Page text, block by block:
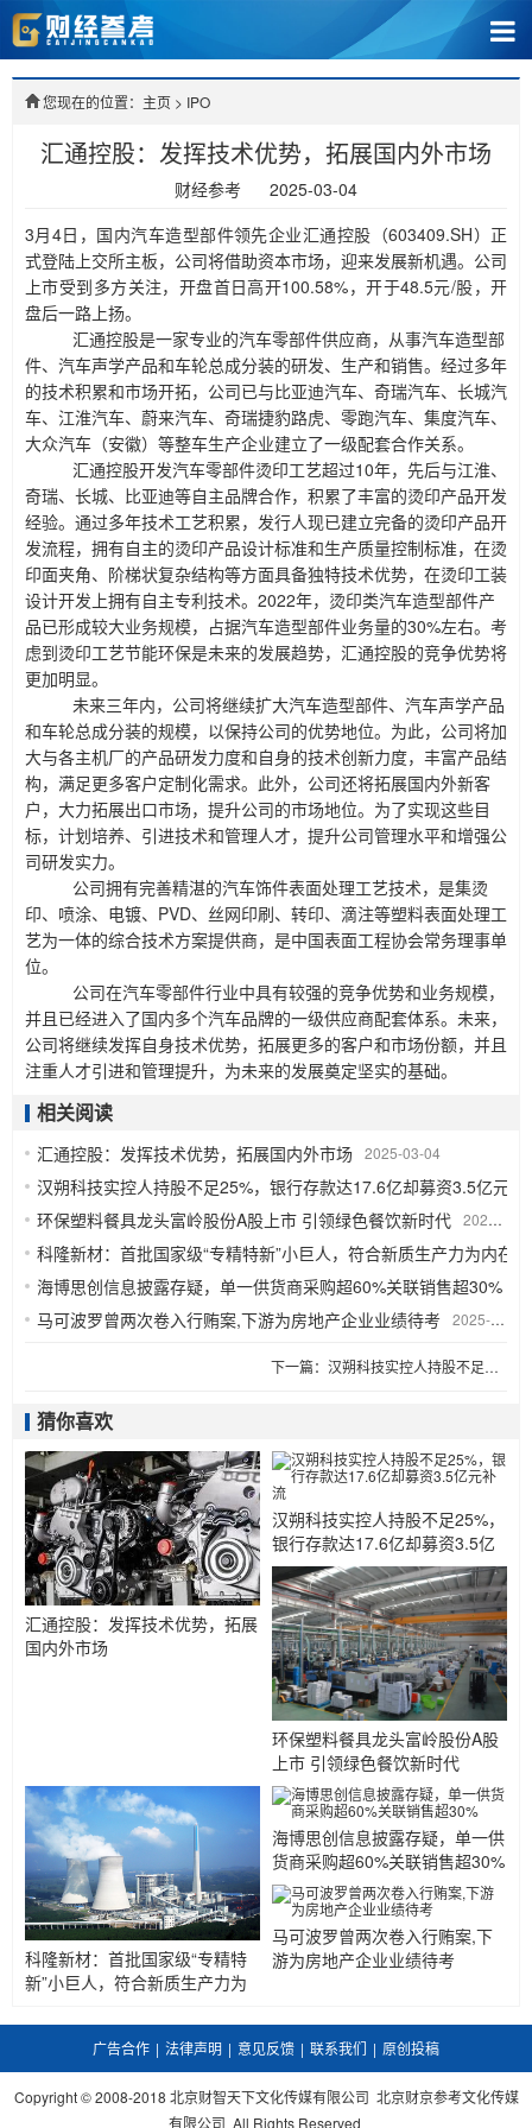
您现在的位置：主页 > IPO
汇通控股：发挥技术优势，拓展国内外市场
财经参考
2025-03-04
3月4日，国内汽车造型部件领先企业汇通控股（603409.SH）正
式登陆上交所主板，公司将借助资本市场，迎来发展新机遇。公司
上市受到多方关注，开盘首日高开100.58%，开于48.5元/股，开
盘后一路上扬。
汇通控股是一家专业的汽车零部件供应商，从事汽车造型部
件、汽车声学产品和车轮总成分装的研发、生产和销售。经过多年
的技术积累和市场开拓，公司已与比亚迪汽车、奇瑞汽车、长城汽
车、江淮汽车、蔚来汽车、奇瑞捷豹路虎、零跑汽车、集度汽车、
大众汽车（安徽）等整车生产企业建立了一级配套合作关系。
汇通控股开发汽车零部件烫印工艺超过10年，先后与江淮、
奇瑞、长城、比亚迪等自主品牌合作，积累了丰富的烫印产品开发
经验。通过多年技术工艺积累，发行人现已建立完备的烫印产品开
发流程，拥有自主的烫印产品设计标准和生产质量控制标准，在烫
印面夹角、阶梯状复杂结构等方面具备独特技术优势，在烫印工装
设计开发上拥有自主专利技术。2022年，烫印类汽车造型部件产
品已形成较大业务规模，占据汽车造型部件业务量的30%左右。考
虑到烫印工艺节能环保是未来的发展趋势， 汇通控股的竞争优势将
更加明显。
未来三年内，公司将继续扩大汽车造型部件、汽车声学产品
和车轮总成分装的规模，以保持公司的优势地位。为此，公司将加
大与各主机厂的产品研发力度和自身的技术创新力度，丰富产品结
构，满足更多客户定制化需求。此外，公司还将拓展国内外新客
户，大力拓展出口市场，提升公司的市场地位。为了实现这些目
标，计划培养、引进技术和管理人才，提升公司管理水平和增强公
司研发实力。
公司拥有完善精湛的汽车饰件表面处理工艺技术，是集烫
印、喷涂、电镀、 PVD、丝网印刷、转印、滴注等塑料表面处理工
艺为一体的综合技术方案提供商，是中国表面工程协会常务理事单
位。
公司在汽车零部件行业中具有较强的竞争优势和业务规模，
并且已经进入了国内多个汽车品牌的一级供应商配套体系。未来，
公司将继续发挥自身技术优势，拓展更多的客户和市场份额，并且
注重人才引进和管理提升，为未来的发展奠定坚实的基础。
相关阅读
汇通控股：发挥技术优势，拓展国内外市场 2025-03-04
汉朔科技实控人持股不足25%，银行存款达17.6亿却募资3.5亿元补
环保塑料餐具龙头富岭股份A股上市 引领绿色餐饮新时代 2025-02-08
科隆新材：首批国家级“专精特新”小巨人，符合新质生产力为内在
海博思创信息披露存疑，单一供货商采购超60%关联销售超30%
马可波罗曾两次卷入行贿案,下游为房地产企业业绩待考 2025-01-14
下一篇：汉朔科技实控人持股不足25%，银行存款达17.6亿却募资3.5亿元补流
猜你喜欢
汇通控股：发挥技术优势，拓展
国内外市场
汉朔科技实控人持股不足25%，
银行存款达17.6亿却募资3.5亿
元补流
环保塑料餐具龙头富岭股份A股
上市 引领绿色餐饮新时代
科隆新材：首批国家级“专精特
新”小巨人，符合新质生产力为
海博思创信息披露存疑，单一供
货商采购超60%关联销售超30%
马可波罗曾两次卷入行贿案,下
游为房地产企业业绩待考
广告合作 | 法律声明 | 意见反馈 | 联系我们 | 原创投稿
Copyright © 2008-2018 北京财智天下文化传媒有限公司 北京财京参考文化传媒
有限公司 All Rights Reserved